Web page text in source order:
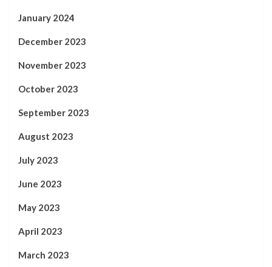
January 2024
December 2023
November 2023
October 2023
September 2023
August 2023
July 2023
June 2023
May 2023
April 2023
March 2023